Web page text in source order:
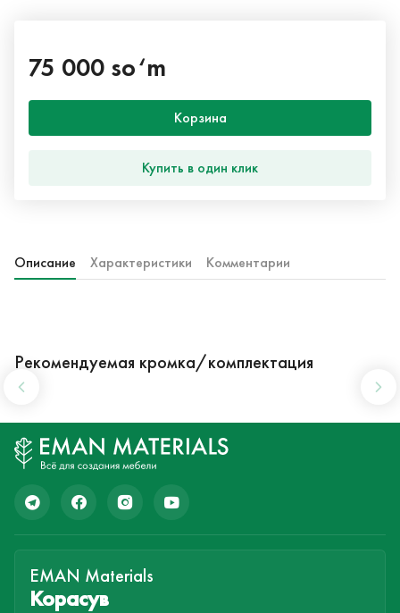
75 000 so‘m
Корзина
Купить в один клик
Описание Характеристики Комментарии
Рекомендуемая кромка/комплектация
EMAN Materials
Корасув